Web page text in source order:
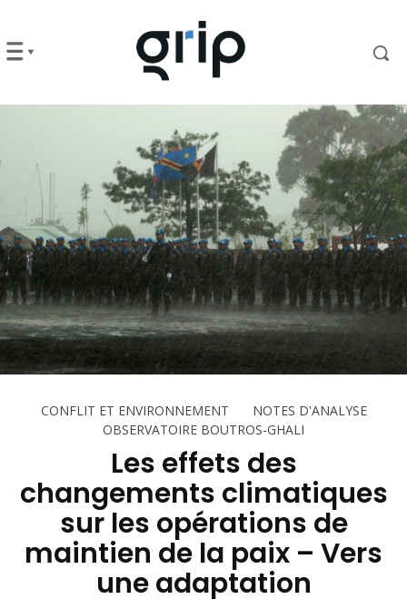
CONFLIT ET ENVIRONNEMENT
NOTES D'ANALYSE
OBSERVATOIRE BOUTROS-GHALI
Les effets des
changements climatiques
sur les opérations de
maintien de la paix – Vers
une adaptation